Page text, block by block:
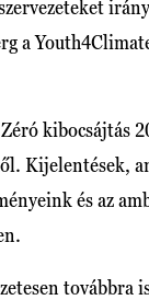
a
kibocsájtás
Kijelentések,
és az
továbbra